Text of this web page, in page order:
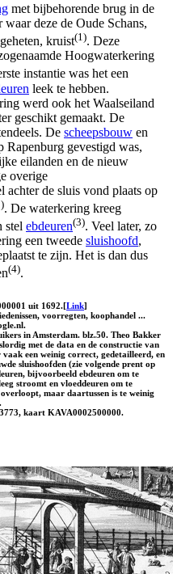
met bijbehorende brug in de
deze de Oude Schans,
kruist(1). Deze
Hoogwaterkering
instantie was het een
leek te hebben.
werd ook het Waalseiland
geschikt gemaakt. De
De scheepsbouw en
Rapenburg gevestigd was,
eilanden en de nieuw
overige
achter de sluis vond plaats op
. De waterkering kreeg
stel ebdeuren(3). Veel later, zo
een tweede sluishoofd,
te zijn. Het is dan dus
(4).
uit 1692.[Link]
voorregten, koophandel ...
in Amsterdam. blz.50. Theo Bakker
met de data en de constructie van
een weinig correct, gedetailleerd, en
sluishoofden (zie volgende prent op
bijvoorbeeld ebdeuren om te
stroomt en vloeddeuren om te
maar daartussen is te weinig
kaart KAVA0002500000.